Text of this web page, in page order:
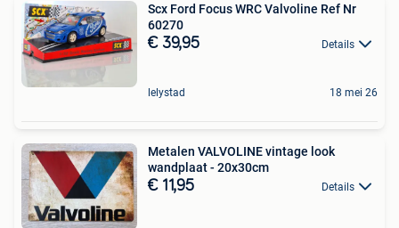
Scx Ford Focus WRC Valvoline Ref Nr
60270
€ 39,95 Details
lelystad 18 mei 26
Metalen VALVOLINE vintage look
wandplaat - 20x30cm
€ 11,95 Details